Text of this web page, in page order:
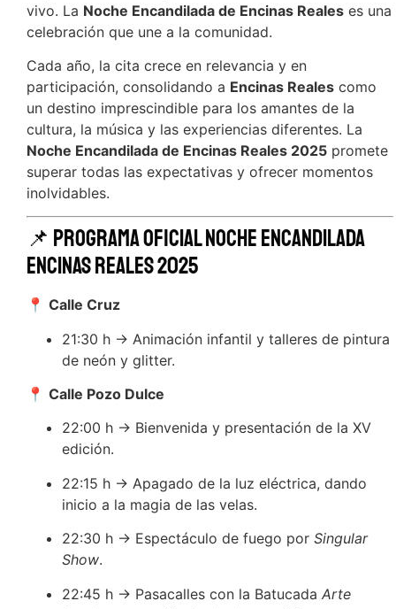
vivo. La Noche Encandilada de Encinas Reales es una
celebración que une a la comunidad.
Cada año, la cita crece en relevancia y en
participación, consolidando a Encinas Reales como
un destino imprescindible para los amantes de la
cultura, la música y las experiencias diferentes. La
Noche Encandilada de Encinas Reales 2025 promete
superar todas las expectativas y ofrecer momentos
inolvidables.
📌 Programa oficial Noche Encandilada
Encinas Reales 2025
📍 Calle Cruz
21:30 h → Animación infantil y talleres de pintura
de neón y glitter.
📍 Calle Pozo Dulce
22:00 h → Bienvenida y presentación de la XV
edición.
22:15 h → Apagado de la luz eléctrica, dando
inicio a la magia de las velas.
22:30 h → Espectáculo de fuego por Singular
Show.
22:45 h → Pasacalles con la Batucada Arte